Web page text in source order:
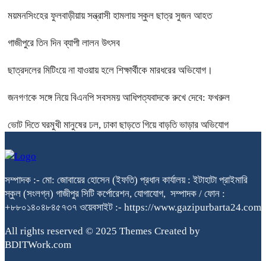
ময়মনসিংহের ফুলবাড়ীয়ায় সন্ত্রাসী হামলায় স্কুল ছাত্র সুজন আহত
গাজীপুরে তিন দিন ব্যাপী লালন উৎসব
ছাত্রদলের মিটিংয়ে না যাওয়ায় হলে শিক্ষার্থীকে মারধরের অভিযোগ।
জনগণকে সঙ্গে নিয়ে বিএনপি সবসময় আধিপত্যবাদকে রুখে দেবে: ফখরুল
ভোট দিতে ঘরমুখী মানুষের ঢল, ঢাকা ছাড়তে গিয়ে বাড়তি ভাড়ার অভিযোগ
সম্পাদক :- মো: জোবায়ের হোসেন (ইফতি) প্রধান কার্যালয় : ইটাহাটা প্রাইমারি
স্কুল (সংলগ্ন) গাজীপুর সিটি কর্পোরেশন, যোগাযোগ, সম্পাদক / ফোন :
+৮৮০১৪০৪৮৪৫৭৩৭ ওয়েবসাইট :- https://www.gazipurbarta24.com
All rights reserved © 2025 Themes Created by
BDITWork.com